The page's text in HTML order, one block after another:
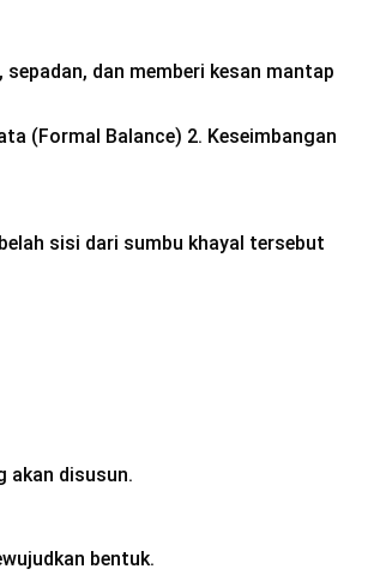
dan memberi kesan mantap
(Formal Balance) 2. Keseimbangan
sisi dari sumbu khayal tersebut
akan disusun.
bentuk.